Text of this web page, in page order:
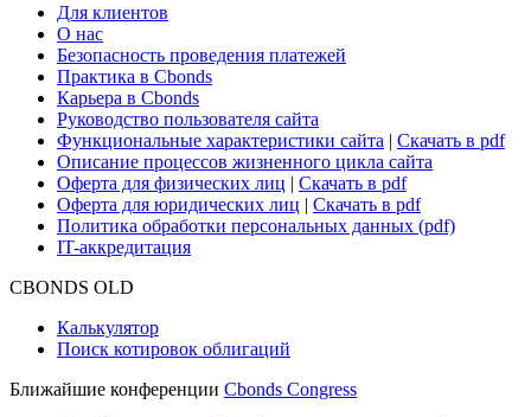
Для клиентов
О нас
Безопасность проведения платежей
Практика в Cbonds
Карьера в Cbonds
Руководство пользователя сайта
Функциональные характеристики сайта | Скачать в pdf
Описание процессов жизненного цикла сайта
Оферта для физических лиц | Скачать в pdf
Оферта для юридических лиц | Скачать в pdf
Политика обработки персональных данных (pdf)
IT-аккредитация
CBONDS OLD
Калькулятор
Поиск котировок облигаций
Ближайшие конференции Cbonds Congress